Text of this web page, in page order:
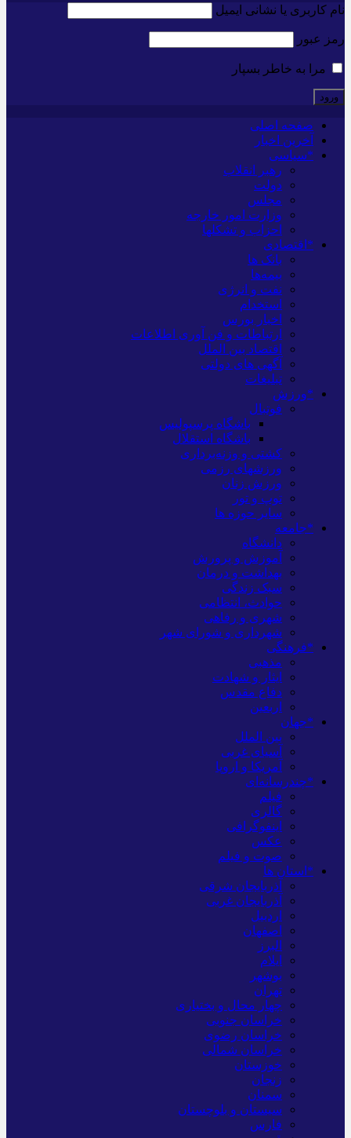
نام کاربری یا نشانی ایمیل
رمز عبور
مرا به خاطر بسپار
صفحه اصلی
آخرین اخبار
*سیاسی
رهبر انقلاب
دولت
مجلس
وزارت امور خارجه
احزاب و تشکلها
*اقتصادی
بانک ها
بیمه‌ها
نفت و انرژی
استخدام
اخبار بورس
ارتباطات و فن آوری اطلاعات
اقتصاد بین الملل
آگهی های دولتی
تبلیغات
*ورزش
فوتبال
باشگاه پرسپولیس
باشگاه استقلال
کشتی و وزنه‌برداری
ورزشهای رزمی
ورزش زنان
توپ و تور
سایر حوزه ها
*جامعه
دانشگاه
آموزش و پرورش
بهداشت و درمان
سبک زندگی
حوادث، انتظامی
شهری و رفاهی
شهرداری و شورای شهر
*فرهنگی
مذهبی
ایثار و شهادت
دفاع مقدس
اربعین
*جهان
بین الملل
آسیای غربی
آمریکا و اروپا
*چندرسانه‌ای
فیلم
گالری
اینفوگرافی
عکس
صوت و فیلم
*استان ها
آذربایجان شرقی
آذربایجان غربی
اردبیل
اصفهان
البرز
ایلام
بوشهر
تهران
چهار محال و بختیاری
خراسان جنوبی
خراسان رضوی
خراسان شمالی
خوزستان
زنجان
سمنان
سیستان و بلوچستان
فارس